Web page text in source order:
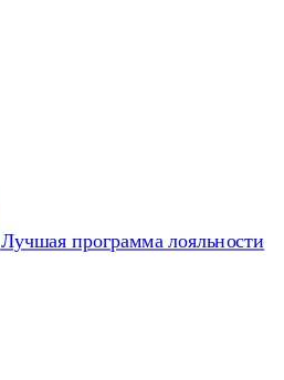
Лучшая программа лояльности